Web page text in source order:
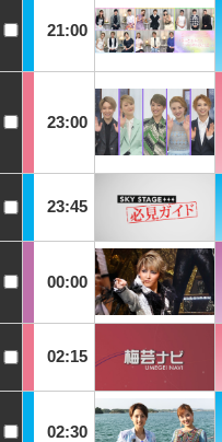
21:00
23:00
23:45
00:00
02:15
02:30